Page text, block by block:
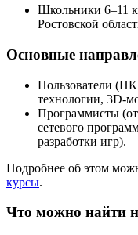
Школьники 6–11
Ростовской
Основные
Пользователи (ПК
технологии, 3D-
Программисты
сетевого
разработки игр).
Подробнее об этом
курсы.
Что можно найти